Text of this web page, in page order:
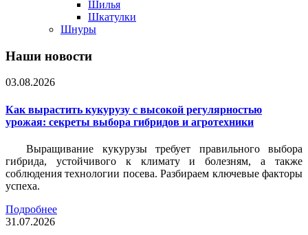
Шилья
Шкатулки
Шнуры
Наши новости
03.08.2026
Как вырастить кукурузу с высокой регулярностью
урожая: секреты выбора гибридов и агротехники
Выращивание кукурузы требует правильного выбора
гибрида, устойчивого к климату и болезням, а также
соблюдения технологии посева. Разбираем ключевые факторы
успеха.
Подробнее
31.07.2026